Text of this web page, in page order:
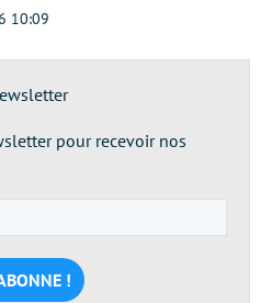
10:09
pour recevoir nos
e-
mail
*